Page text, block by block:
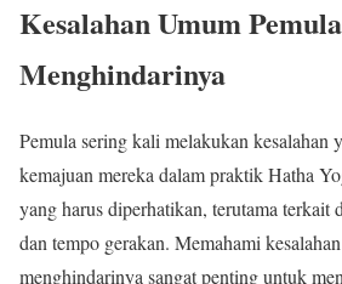
Kesalahan Umum
Menghindarinya
Pemula sering kali melakukan kesalahan
kemajuan mereka dalam praktik Hatha
yang harus diperhatikan, terutama terkait
dan tempo gerakan. Memahami
menghindarinya sangat penting untuk